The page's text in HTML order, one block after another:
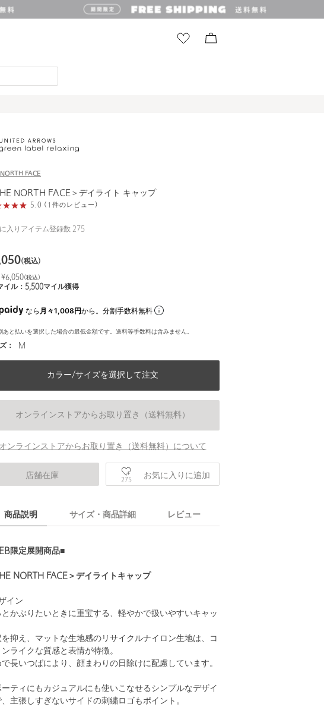
NORTH FACE
NORTH FACE＞デイライト キャップ
5.0 (1件のレビュー)
入りアイテム登録数 275
(税込)
¥6,050(税込)
イル： 5,500マイル獲得
なら 月々1,008円から。分割手数料無料
と払いを選択した場合の最低金額です。送料等手数料は含みません。
： M
カラー/サイズを選択して注文
オンラインストアからお取り置き（送料無料）
オンラインストアからお取り置き（送料無料）について
店舗在庫
275 お気に入りに追加
商品説明 サイズ・商品詳細 レビュー
限定展開商品■
NORTH FACE＞デイライトキャップ
イン
とかぶりたいときに重宝する、軽やかで扱いやすいキャッ
を抑え、マットな生地感のリサイクルナイロン生地は、コ
ンライクな質感と表情が特徴。
長いつばにより、顔まわりの日除けに配慮しています。
ーティにもカジュアルにも使いこなせるシンプルなデザイ
、主張しすぎないサイドの刺繍ロゴもポイント。